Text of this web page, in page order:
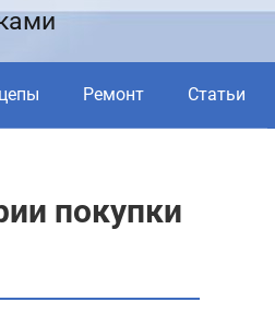
Ремонт Статьи
покупки